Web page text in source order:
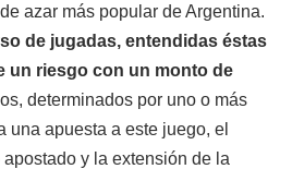
azar más popular de Argentina.
de jugadas, entendidas éstas
un riesgo con un monto de
determinados por uno o más
una apuesta a este juego, el
y la extensión de la